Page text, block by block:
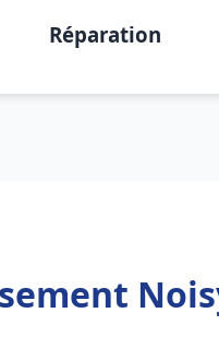
Réparation